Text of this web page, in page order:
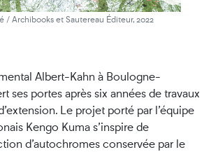
/ Archibooks et Sautereau Éditeur, 2022
Albert-Kahn à Boulogne-
ses portes après six années de travaux
Le projet porté par l’équipe
Kengo Kuma s’inspire de
d’autochromes conservée par le